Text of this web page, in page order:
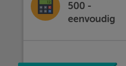
500 -
eenvoudig